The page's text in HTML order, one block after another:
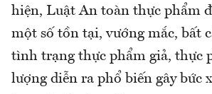
hiện, Luật An toàn thực phẩm
một số tồn tại, vướng mắc, bất
tình trạng thực phẩm giả, thực
lượng diễn ra phổ biến gây bức